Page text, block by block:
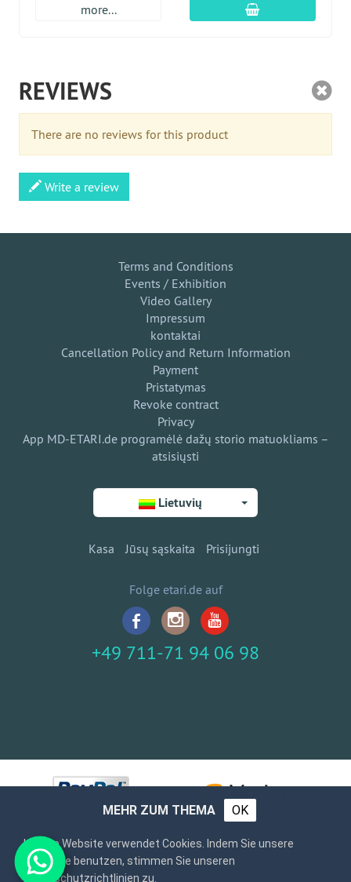
more... Įdėti į krepšį
REVIEWS
There are no reviews for this product
Write a review
Terms and Conditions
Events / Exhibition
Video Gallery
Impressum
kontaktai
Cancellation Policy and Return Information
Payment
Pristatymas
Revoke contract
Privacy
App MD-ETARI.de programėlė dažų storio matuokliams –
atsisiųsti
Lietuvių
Kasa Jūsų sąskaita Prisijungti
Folge etari.de auf
+49 711-71 94 06 98
MEHR ZUM THEMA OK
Unsere Website verwendet Cookies. Indem Sie unsere
Webseite benutzen, stimmen Sie unseren
Datenschutzrichtlinien zu.